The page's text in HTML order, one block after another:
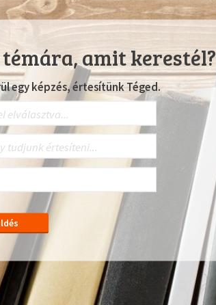
amit kerestél?
egy képzés, értesítünk Téged.